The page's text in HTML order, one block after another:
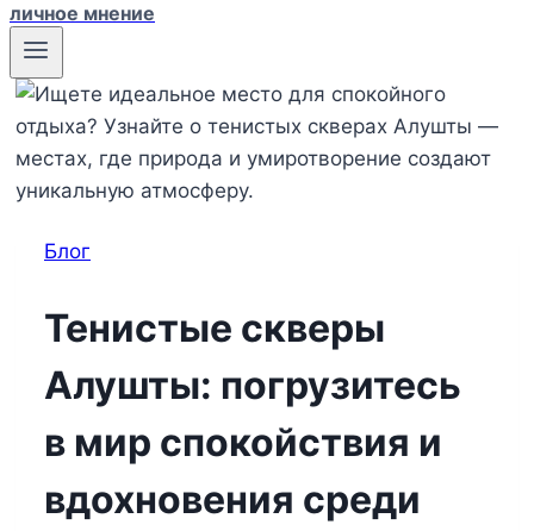
личное мнение
Блог
Тенистые скверы
Алушты: погрузитесь
в мир спокойствия и
вдохновения среди